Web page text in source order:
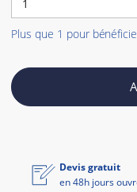
Plus que 1 pour
Devis gratuit
en 48h jours